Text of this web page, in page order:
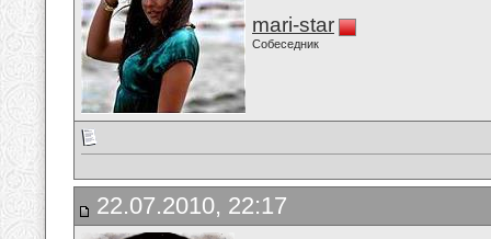
mari-star
Собеседник
22.07.2010, 22:17